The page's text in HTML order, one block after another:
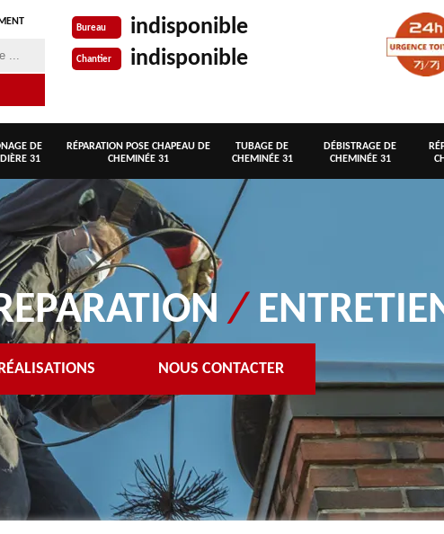
Bureau indisponible
Chantier indisponible
DE
31
RÉPARATION POSE CHAPEAU DE
CHEMINÉE 31
TUBAGE DE
CHEMINÉE 31
DÉBISTRAGE DE
CHEMINÉE 31
/
NOUS CONTACTER